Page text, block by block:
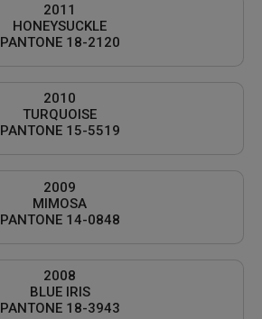
2011
HONEYSUCKLE
PANTONE 18-2120
2010
TURQUOISE
PANTONE 15-5519
2009
MIMOSA
PANTONE 14-0848
2008
BLUE IRIS
PANTONE 18-3943